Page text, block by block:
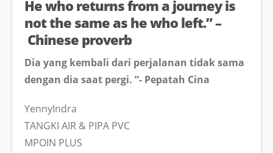
He who returns from a journey is
not the same as he who left.” –
Chinese proverb
Dia yang kembali dari perjalanan tidak sama
dengan dia saat pergi. ”- Pepatah Cina
YennyIndra
TANGKI AIR & PIPA PVC
MPOIN PLUS